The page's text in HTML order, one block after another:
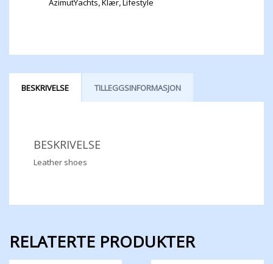
AzimutYachts,Klær,Lifestyle
BESKRIVELSE TILLEGGSINFORMASJON
BESKRIVELSE
Leather shoes
RELATERTE PRODUKTER